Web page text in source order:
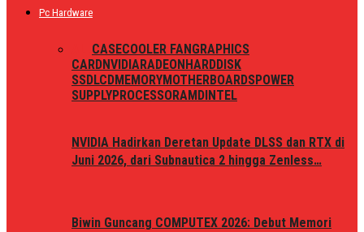
Pc Hardware
CASECOOLER FAN GRAPHICS
CARDNVIDIARADEON HARDDISK
SSDLCDMEMORYMOTHERBOARDSPOWER
SUPPLYPROCESSORAMD INTEL
NVIDIA Hadirkan Deretan Update DLSS dan RTX di
Juni 2026, dari Subnautica 2 hingga Zenless…
Biwin Guncang COMPUTEX 2026: Debut Memori